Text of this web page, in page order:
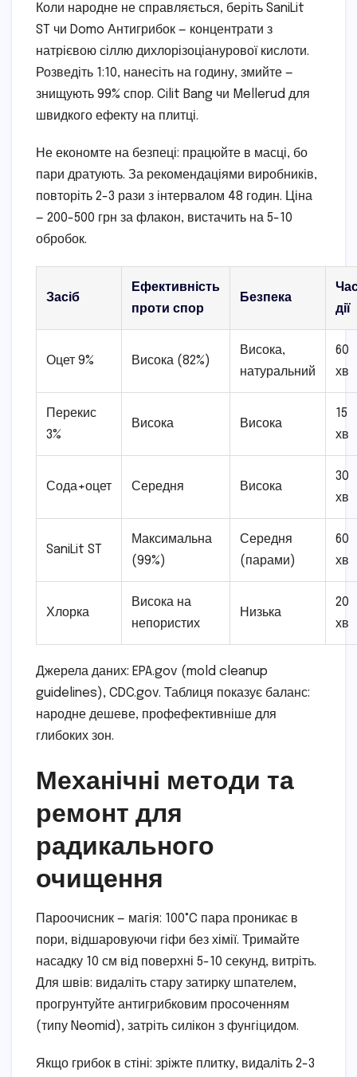
Коли народне не справляється, беріть SaniLit
ST чи Domo Антигрибок — концентрати з
натрієвою сіллю дихлорізоціанурової кислоти.
Розведіть 1:10, нанесіть на годину, змийте —
знищують 99% спор. Cilit Bang чи Mellerud для
швидкого ефекту на плитці.
Не економте на безпеці: працюйте в масці, бо
пари дратують. За рекомендаціями виробників,
повторіть 2-3 рази з інтервалом 48 годин. Ціна
— 200-500 грн за флакон, вистачить на 5-10
обробок.
Засіб
Ефективність
проти спор
Безпека
дії
Оцет 9% Висока (82%)
Висока,
натуральний
60
хв
Перекис
3%
Висока Висока
15
хв
Сода+оцет Середня Висока
30
хв
SaniLit ST
Максимальна
(99%)
Середня
(парами)
60
хв
Хлорка
Висока на
непористих
Низька
20
хв
Джерела даних: EPA.gov (mold cleanup
guidelines), CDC.gov. Таблиця показує баланс:
народне дешеве, профефективніше для
глибоких зон.
Механічні методи та
ремонт для
радикального
очищення
Пароочисник — магія: 100°C пара проникає в
пори, відшаровуючи гіфи без хімії. Тримайте
насадку 10 см від поверхні 5-10 секунд, витріть.
Для швів: видаліть стару затирку шпателем,
прогрунтуйте антигрибковим просоченням
(типу Neomid), затріть силікон з фунгіцидом.
Якщо грибок в стіні: зріжте плитку, видаліть 2-3